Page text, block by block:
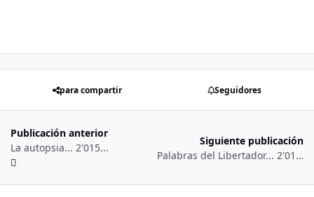
para compartir Seguidores
Publicación anterior
La autopsia... 2'015...
Siguiente publicación
Palabras del Libertador... 2'015...